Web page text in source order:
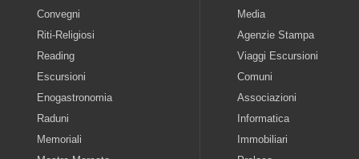
Convegni
Riti-Religiosi
Reading
Escursioni
Enogastronomia
Raduni
Memoriali
Media
Agenzie Stampa
Viaggi Escursioni
Comuni
Associazioni
Informatica
Immobiliari